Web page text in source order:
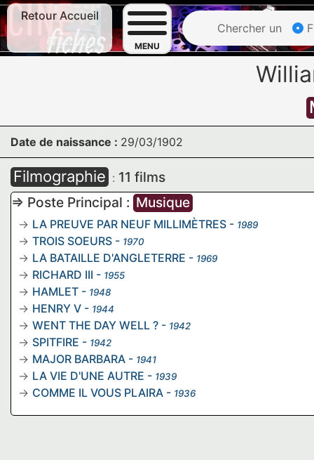
Retour Accueil
MENU
Chercher un
Date de naissance : 29/03/1902
Filmographie : 11 films
=> Poste Principal : Musique
LA PREUVE PAR NEUF MILLIMÈTRES - 1989
TROIS SOEURS - 1970
LA BATAILLE D'ANGLETERRE - 1969
RICHARD III - 1955
HAMLET - 1948
HENRY V - 1944
WENT THE DAY WELL ? - 1942
SPITFIRE - 1942
MAJOR BARBARA - 1941
LA VIE D'UNE AUTRE - 1939
COMME IL VOUS PLAIRA - 1936